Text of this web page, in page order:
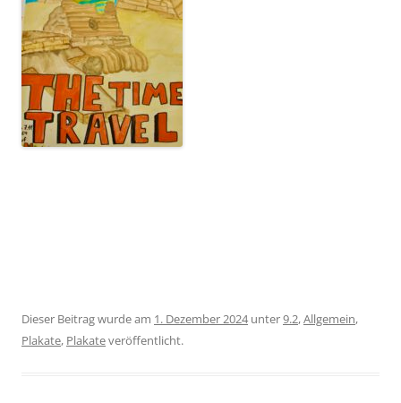
Dieser Beitrag wurde am 1. Dezember 2024unter9.2,Allgemein,
Plakate, Plakateveröffentlicht.